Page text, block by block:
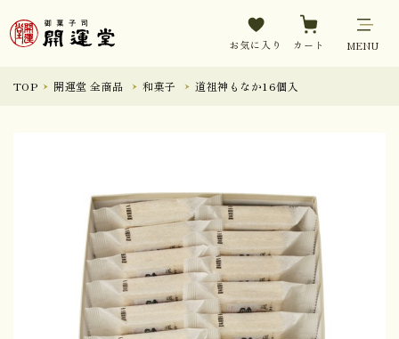
お気に入り カート MENU
TOP 開運堂 全商品 和菓子 道祖神もなか16個入